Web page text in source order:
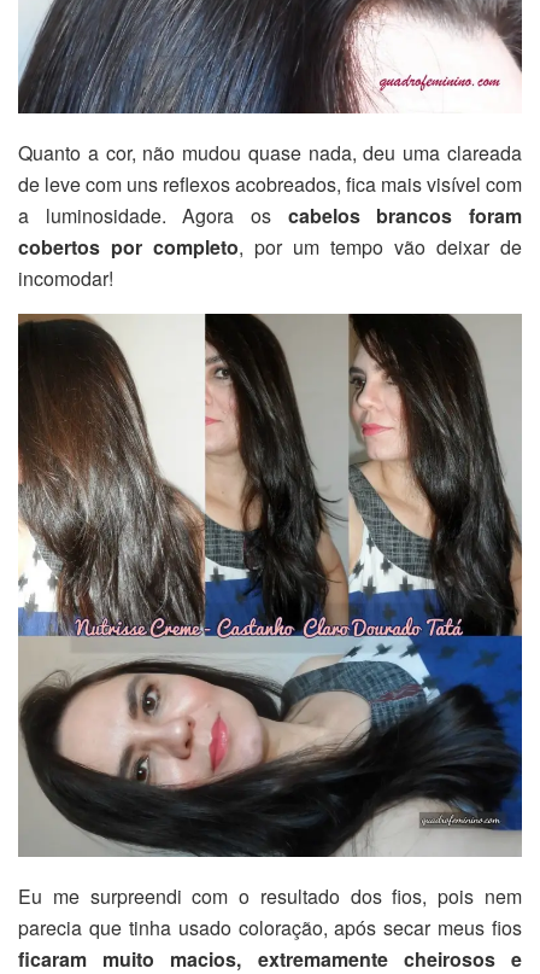
Quanto a cor, não mudou quase nada, deu uma clareada
de leve com uns reflexos acobreados, fica mais visível com
a luminosidade. Agora os cabelos brancos foram
cobertos por completo, por um tempo vão deixar de
incomodar!
Eu me surpreendi com o resultado dos fios, pois nem
parecia que tinha usado coloração, após secar meus fios
ficaram muito macios, extremamente cheirosos e